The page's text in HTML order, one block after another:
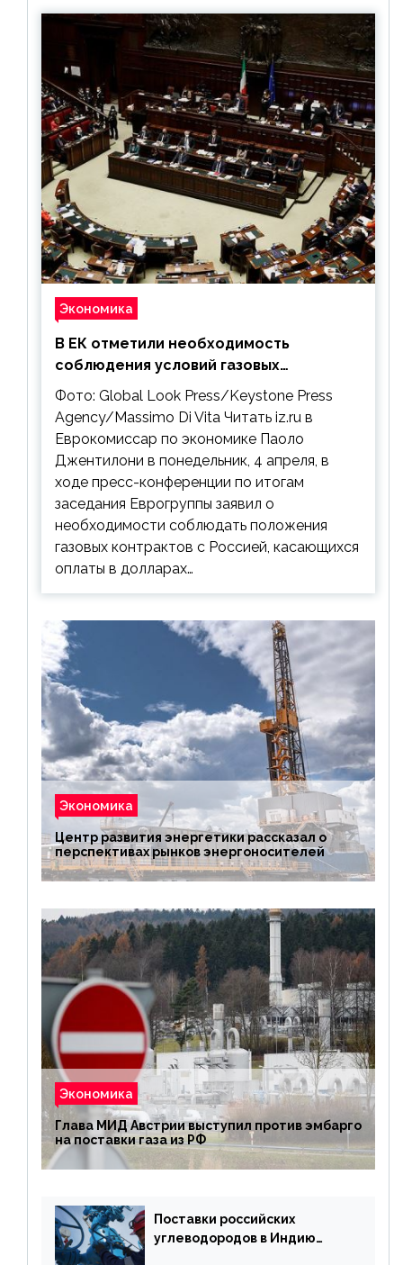
Экономика
В ЕК отметили необходимость
соблюдения условий газовых
контрактов с РФ
Фото: Global Look Press/Keystone Press
Agency/Massimo Di Vita Читать iz.ru в
Еврокомиссар по экономике Паоло
Джентилони в понедельник, 4 апреля, в
ходе пресс-конференции по итогам
заседания Еврогруппы заявил о
необходимости соблюдать положения
газовых контрактов с Россией, касающихся
оплаты в долларах…
Экономика
Центр развития энергетики рассказал о
перспективах рынков энергоносителей
Экономика
Глава МИД Австрии выступил против эмбарго
на поставки газа из РФ
Поставки российских
углеводородов в Индию